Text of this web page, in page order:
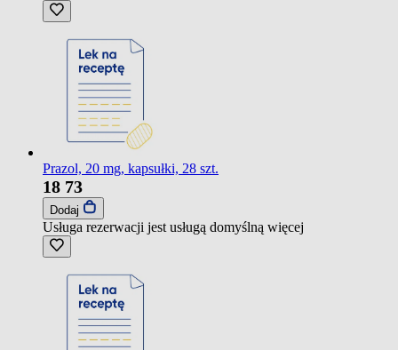
Prazol, 20 mg, kapsułki, 28 szt.
18 73
Dodaj
Usługa rezerwacji jest usługą domyślną więcej